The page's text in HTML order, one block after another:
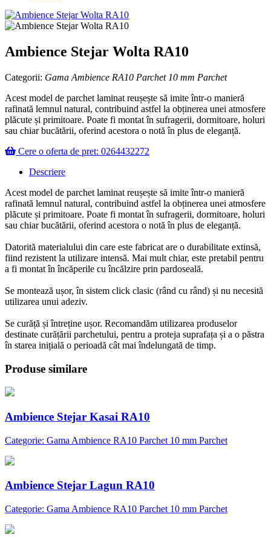
Ambience Stejar Wolta RA10
Categorii: Gama Ambience RA10 Parchet 10 mm Parchet
Acest model de parchet laminat reușește să imite într-o manieră
rafinată lemnul natural, contribuind astfel la obținerea unei atmosfere
plăcute și primitoare. Poate fi montat în sufragerii, dormitoare, holuri
sau chiar bucătării, oferind acestora o notă în plus de eleganță.
Cere o oferta de pret: 0264432272
Descriere
Acest model de parchet laminat reușește să imite într-o manieră
rafinată lemnul natural, contribuind astfel la obținerea unei atmosfere
plăcute și primitoare. Poate fi montat în sufragerii, dormitoare, holuri
sau chiar bucătării, oferind acestora o notă în plus de eleganță.
Datorită materialului din care este fabricat are o durabilitate extinsă,
fiind rezistent la utilizare intensă. Mai mult chiar, este pretabil pentru
a fi montat în încăperile cu încălzire prin pardoseală.
Se montează ușor, în sistem click clasic (rând cu rând) și nu necesită
utilizarea unui adeziv.
Se curăță și întreține ușor. Recomandăm utilizarea produselor
destinate curățării parchetului, pentru a proteja suprafața și a o păstra
în starea inițială o perioadă cât mai îndelungată de timp.
Produse similare
Ambience Stejar Kasai RA10
Categorie: Gama Ambience RA10 Parchet 10 mm Parchet
Ambience Stejar Lagun RA10
Categorie: Gama Ambience RA10 Parchet 10 mm Parchet